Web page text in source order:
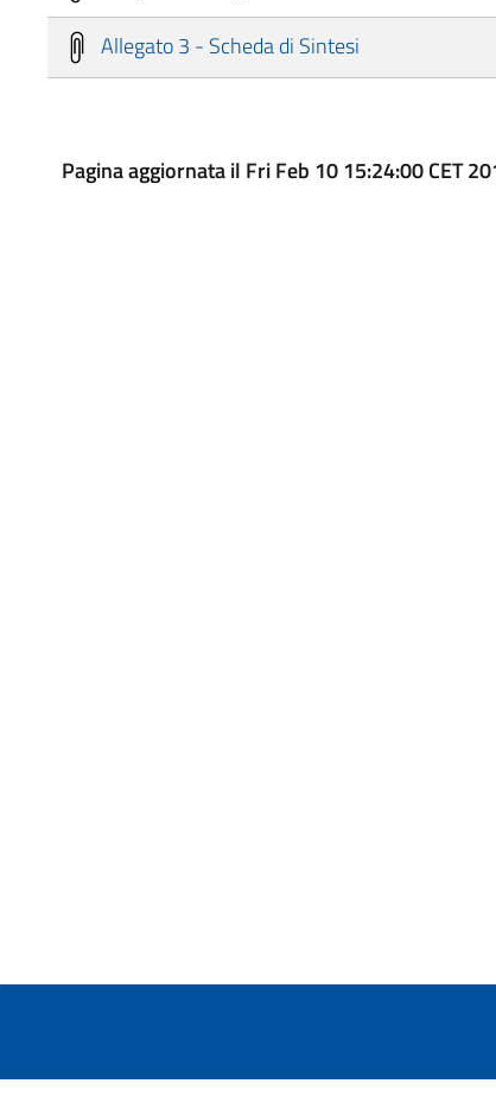
Allegato 3 - Scheda di Sintesi
Pagina aggiornata il Fri Feb 10 15:24:00 CET